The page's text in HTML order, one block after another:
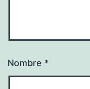
Nombre *